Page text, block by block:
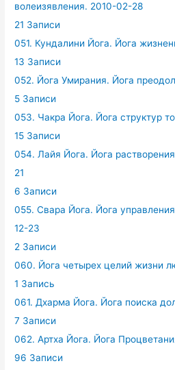
волеизявления. 2010-02-28
21 Записи
051. Кундалини Йога. Йога
13 Записи
052. Йога Умирания. Йога
5 Записи
053. Чакра Йога. Йога структур
15 Записи
054. Лайя Йога. Йога
21
6 Записи
055. Свара Йога. Йога
12-23
2 Записи
060. Йога четырех целий жизни
1 Запись
061. Дхарма Йога. Йога поиска
7 Записи
062. Артха Йога. Йога
96 Записи